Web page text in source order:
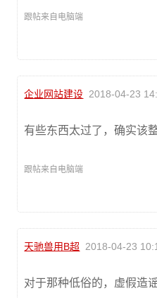
跟帖来自电脑端
企业网站建设 2018-04-23
有些东西太过了，确实该整
跟帖来自电脑端
天驰兽用B超 2018-04-23
对于那种低俗的，虚假造